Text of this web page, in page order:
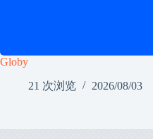
Globy
21 次浏览
2026/08/03